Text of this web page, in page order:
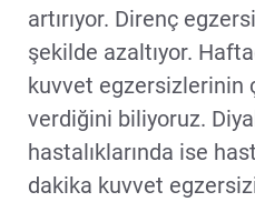
artırıyor. Direnç
şekilde azaltıyor.
kuvvet egzersizlerinin
verdiğini biliyoruz.
hastalıklarında ise
dakika kuvvet